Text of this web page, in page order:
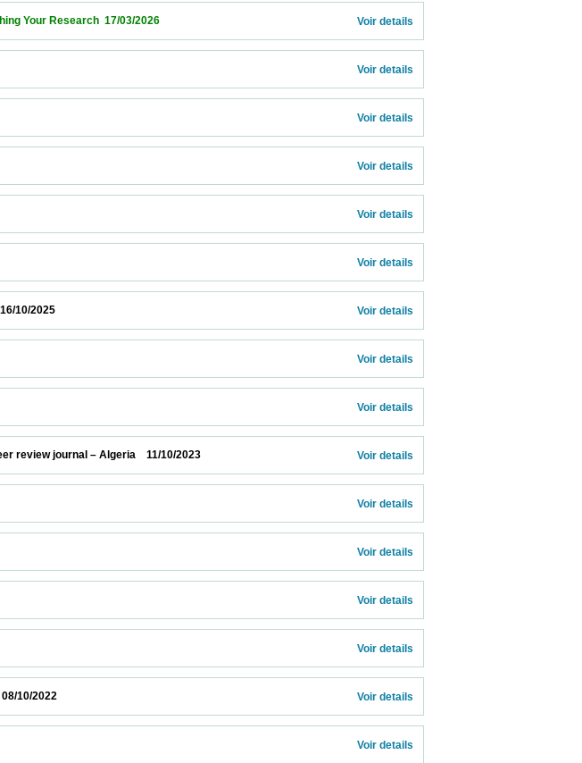
Publishing Your Research  17/03/2026 Voir details
Voir details
Voir details
Voir details
Voir details
Voir details
16/10/2025 Voir details
Voir details
10/2023 Voir details
in a peer review journal – Algeria    11/10/2023 Voir details
Voir details
Voir details
04/2023 Voir details
Voir details
10/2022  08/10/2022 Voir details
Voir details